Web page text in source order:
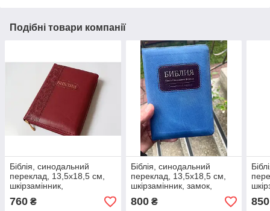
Подібні товари компанії
Біблія, синодальний
переклад, 13,5х18,5 см,
шкірзамінник,
орнаментом, замок,
індекси, золото.
760 ₴
Біблія, синодальний
переклад, 13,5х18,5 см,
шкірзамінник, замок,
індекси, золото.
800₴ 850